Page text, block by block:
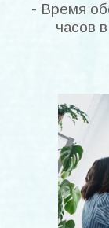
- Время
часов